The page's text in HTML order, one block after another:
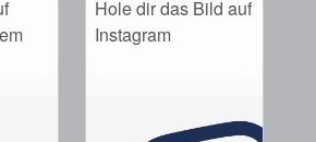
Hole dir das Bild auf
Instagram